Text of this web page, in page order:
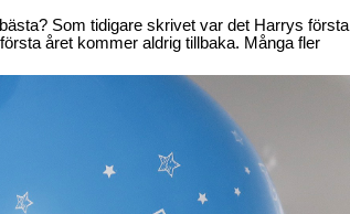
Som tidigare skrivet var det Harrys första
året kommer aldrig tillbaka. Många fler